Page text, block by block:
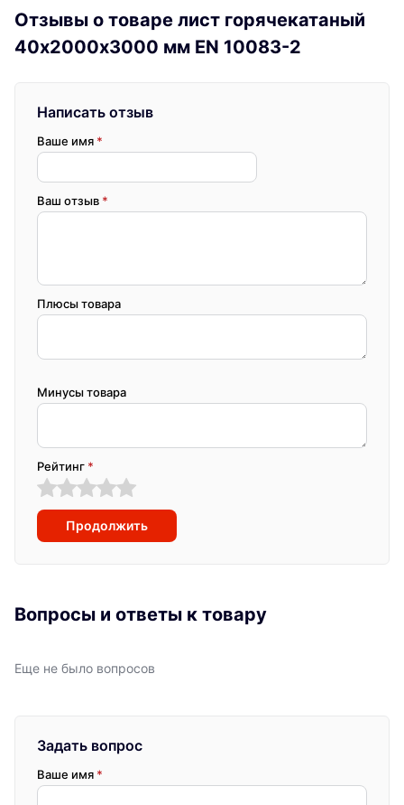
Отзывы о товаре лист горячекатаный
40х2000х3000 мм EN 10083-2
Написать отзыв
Ваше имя *
Ваш отзыв *
Плюсы товара
Минусы товара
Рейтинг *
Продолжить
Вопросы и ответы к товару
Еще не было вопросов
Задать вопрос
Ваше имя *